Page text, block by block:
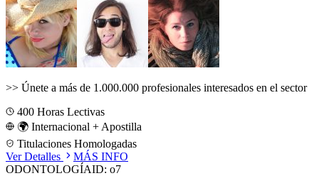
>> Únete a más de 1.000.000 profesionales interesados en el sector
400 Horas Lectivas
🌍 Internacional + Apostilla
Titulaciones Homologadas
Ver Detalles
MÁS INFO
ODONTOLOGÍAID: o7